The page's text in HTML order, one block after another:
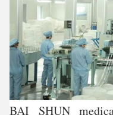
BAI SHUN